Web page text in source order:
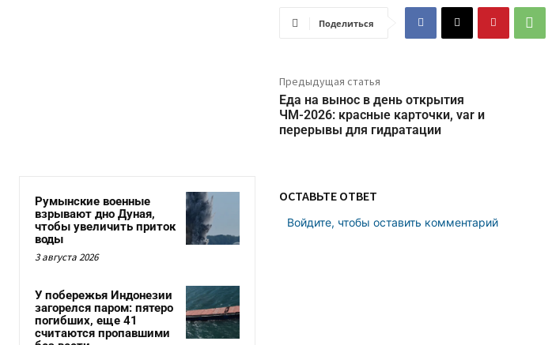
Поделиться
Предыдущая статья
Еда на вынос в день открытия
ЧМ-2026: красные карточки, var и
перерывы для гидратации
Румынские военные
взрывают дно Дуная,
чтобы увеличить приток
воды
3 августа 2026
У побережья Индонезии
загорелся паром: пятеро
погибших, еще 41
считаются пропавшими
ОСТАВЬТЕ ОТВЕТ
Войдите, чтобы оставить комментарий